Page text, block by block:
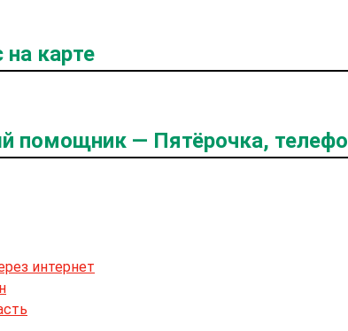
карте
помощник — Пятёрочка,
интернет